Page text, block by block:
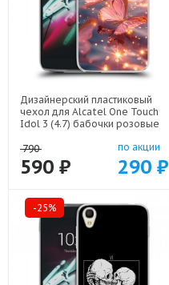
Дизайнерский пластиковый
чехол для Alcatel One Touch
Idol 3 (4.7) бабочки розовые
790
590 ₽
по акции
290 ₽
-25%